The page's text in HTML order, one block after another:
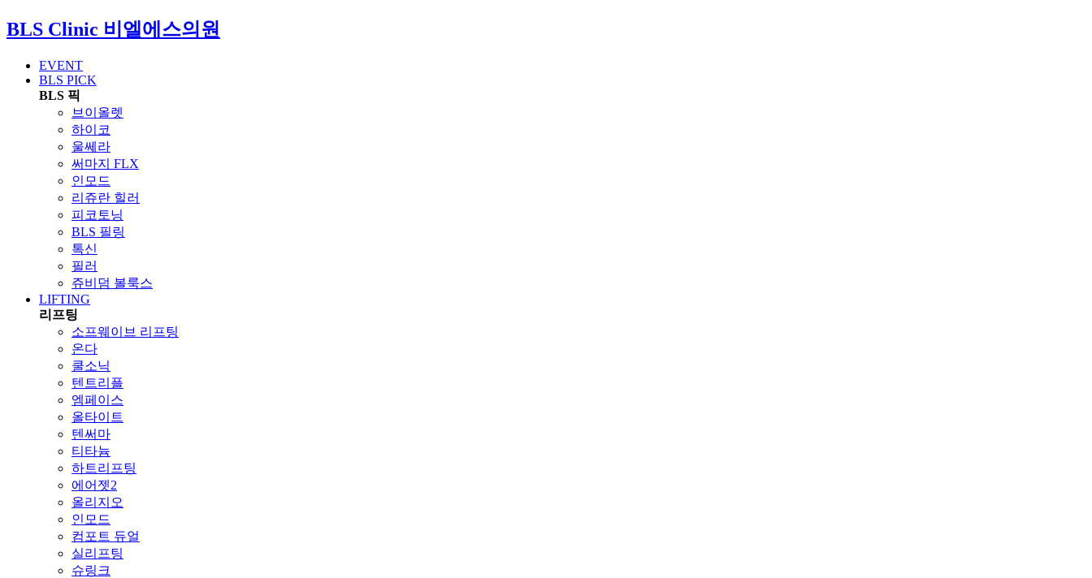
BLS Clinic 비엘에스의원
EVENT
BLS PICK
BLS 픽
브이올렛
하이코
울쎄라
써마지 FLX
인모드
리쥬란 힐러
피코토닝
BLS 필링
톡신
필러
쥬비덤 볼룩스
LIFTING
리프팅
소프웨이브 리프팅
온다
쿨소닉
텐트리플
엠페이스
올타이트
텐써마
티타늄
하트리프팅
에어젯2
올리지오
인모드
컴포트 듀얼
실리프팅
슈링크